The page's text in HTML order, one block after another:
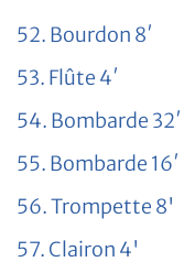
52. Bourdon 8′
53. Flûte 4′
54. Bombarde 32′
55. Bombarde 16′
56. Trompette 8'
57. Clairon 4'